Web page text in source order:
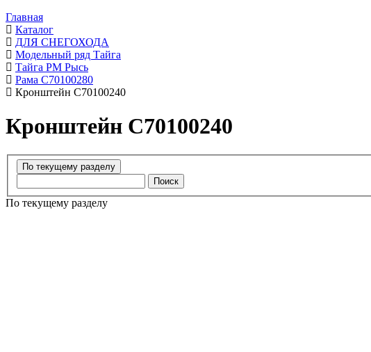
Главная
Каталог
ДЛЯ СНЕГОХОДА
Модельный ряд Тайга
Тайга РМ Рысь
Рама C70100280
Кронштейн C70100240
Кронштейн C70100240
Поиск
По текущему разделу